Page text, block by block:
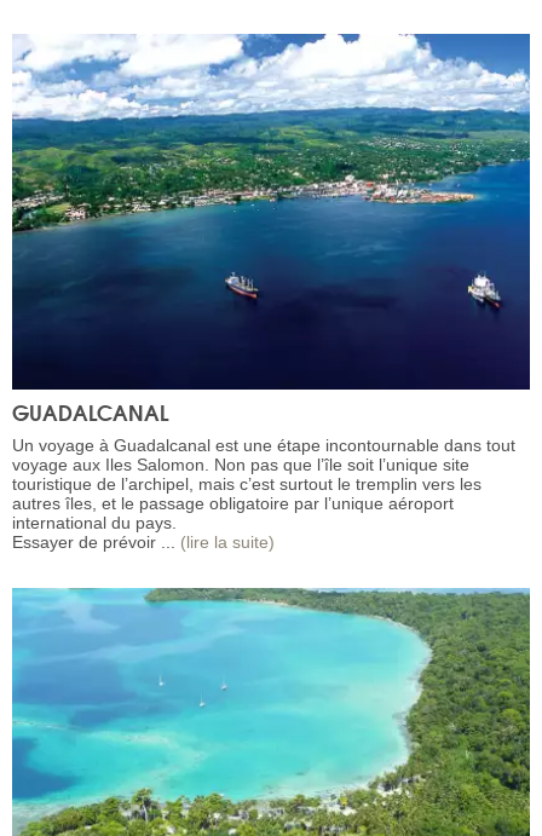
GUADALCANAL
Un voyage à Guadalcanal est une étape incontournable dans tout
voyage aux Iles Salomon. Non pas que l’île soit l’unique site
touristique de l’archipel, mais c’est surtout le tremplin vers les
autres îles, et le passage obligatoire par l’unique aéroport
international du pays.
Essayer de prévoir ... (lire la suite)